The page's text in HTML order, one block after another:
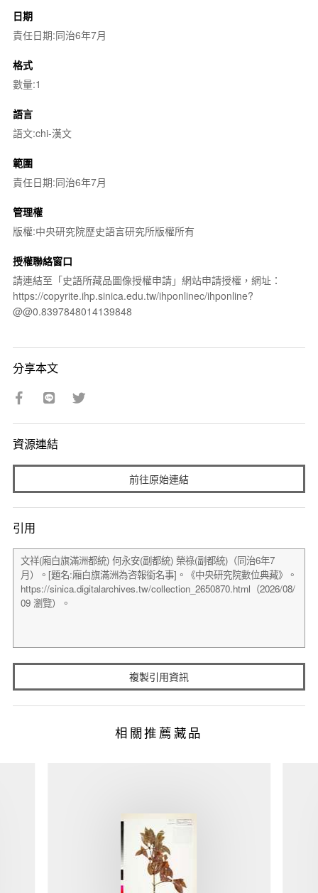
日期
責任日期:同治6年7月
格式
數量:1
語言
語文:chi-漢文
範圍
責任日期:同治6年7月
管理權
版權:中央研究院歷史語言研究所版權所有
授權聯絡窗口
請連結至「史語所藏品圖像授權申請」網站申請授權，網址：
https://copyrite.ihp.sinica.edu.tw/ihponlinec/ihponline?
@@0.8397848014139848
分享本文
資源連結
前往原始連結
引用
複製引用資訊
相關推薦藏品